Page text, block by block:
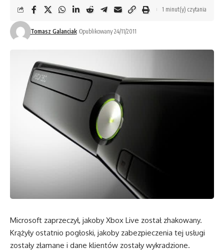
Tomasz Galanciak Opublikowany 24/11/2011
1 minut(y) czytania
Microsoft zaprzeczył, jakoby Xbox Live został zhakowany.
Krążyły ostatnio pogłoski, jakoby zabezpieczenia tej usługi
zostały złamane i dane klientów zostały wykradzione.